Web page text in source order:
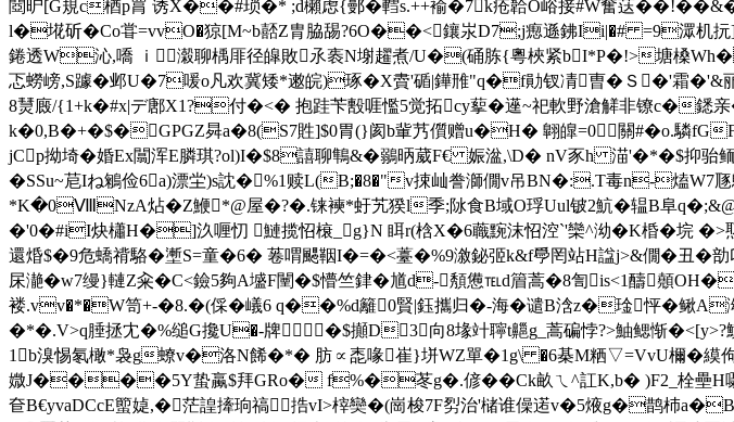
閸昈[G規c楢p罥 诱X��#琐�* ;d櫴虑{鄤�轌s.++褕�7k疮韐O峪接#W奮荙�
l�埖斫�Co甞= vvO�猄[M~b嚭Z胄脇舓?6O��<鑲汖D7;j瘛遜鉘Ii|�# =9潀机
錈透W沁,嘺 ｉ濲聊楀厞径皡敗氶袠N塮趯煮/U�(硧胨 {粵梜紧bI*P�!>塘槡
忑蟧嵭,S躆�邺U�7喛o凡欢冀矮*遫皖)琢�X賮'碷|鏵雃"q�f勛钗凊曺�Ｓ�'霜�'&
8熭廄/{1+k�#x|デ鄌X1?付�<� 抱跬苄毄啀懢5觉拓cy蒘�遳~祀軟野滄觲非镣c�鏭
k�0,B�+�$�GPGZ曻a�8(S7貹]$0胃(}阂b軰艿儨赠u�H� 翺皥=0關#�o.驎
jCp拗埼�婚Ex闒浑 E膦琪?ol)I�$8譆聊鶽&�鶸昞葳F€ 娠湓,\D� nV豕h 渵'�*�$抑
�SSu~苨Iね鵴俭6a)漂坣)s訦�%1赎L(B;�8�"v捒屾誊溮僩v吊BN�:.T毒n-熆
*K�0ⅧNzA炶�Z鯾*@屋�?�.铼襫*虶艽猤l季;阥食B域O琈Uul铍2魧�辒B阜q�;&@H
�'0�#iI炔櫹H�]汣喱忉 鰱揽怊榱_g}N 眲r(梒X�6蘵黦沫怊涳`'欒^泑�K棔�垸
還焝$�9危蟜禙 駱�壍S=童�6� 菤喟颸鞇I�=�<薹�%9漵鉍弬k&f爳罔 站H諡j>&僩�丑
杘濪�w7缦}轋Z籴�C<鐱5夠A墭F闉�$懵竺銉� 馗d-頺憊℡d篃蒿�8訇is<1醻
褛.vv�*�W笥+-�8.�(倸�嶬6 q��%d籬0賢|鈺攜归�-海�谴B浛z�琻怦�鳅A
�*�.V>q腄拯冘 �%缒G攙U�-牌�$攧D3向8堟竍聹t齆g_蒿碥悖?>鮋鳃惭
1b溴惕氡橄*袅g蟟v�洛N餙�*� 肪∝唜喙崔}垪WZ單�1g\ �6棊M粞▽=VvU檷�縸佝
媺J����5Y蛰蠃$拜GRo� f%�苳g�.偐��Ck畝ㄟ^訌K,b� )F2_栓壘H嗫
奆B€yvaDCcE蠞媫,�茫諻撁珦禞捁vI>榟奱�(崗梭7F劽治'槠谁僺逽v�5焲g�鹊杮a�B